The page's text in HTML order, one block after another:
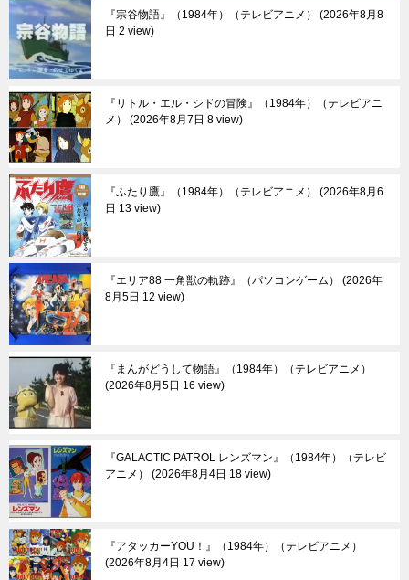
『宗谷物語』（1984年）（テレビアニメ）
2026年8月8
日 2 view
『リトル・エル・シドの冒険』（1984年）（テレビアニ
メ）
2026年8月7日 8 view
『ふたり鷹』（1984年）（テレビアニメ）
2026年8月6
日 13 view
『エリア88 一角獣の軌跡』（パソコンゲーム）
2026年
8月5日 12 view
『まんがどうして物語』（1984年）（テレビアニメ）
2026年8月5日 16 view
『GALACTIC PATROL レンズマン』（1984年）（テレビ
アニメ）
2026年8月4日 18 view
『アタッカーYOU！』（1984年）（テレビアニメ）
2026年8月4日 17 view